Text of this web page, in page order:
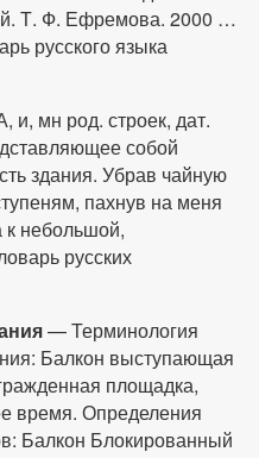
Т. Ф. Ефремова. 2000 …
русского языка
мн род. строек, дат.
собой
здания. Убрав чайную
пахнув на меня
к небольшой,
русских
— Терминология
Балкон выступающая
площадка,
время. Определения
Балкон Блокированный